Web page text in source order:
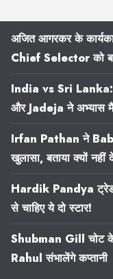
अजित आगरकर के
Chief Selector को
India vs Sri Lanka:
और Jadeja ने अभ्यास
Irfan Pathan ने
खुलासा, बताया क्यों नहीं
Hardik Pandya ट्रेड
से चाहिए ये दो स्टार!
Shubman Gill चोट के
Rahul संभालेंगे कप्तानी